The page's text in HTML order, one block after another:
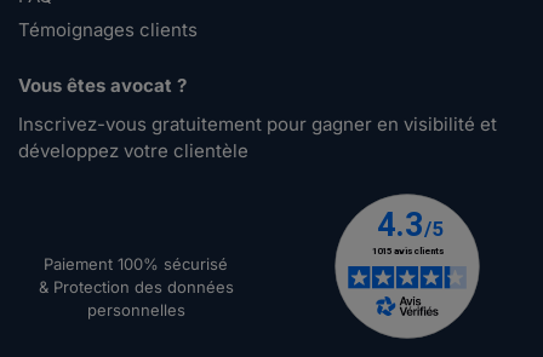
Témoignages clients
Vous êtes avocat ?
Inscrivez-vous gratuitement pour gagner en visibilité et
développez votre clientèle
Paiement 100% sécurisé
& Protection des données
personnelles